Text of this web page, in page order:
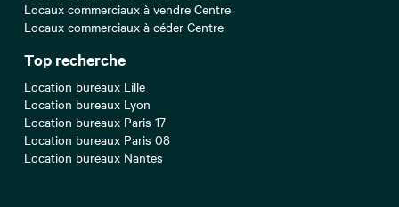
Locaux commerciaux à vendre Centre
Locaux commerciaux à céder Centre
Top recherche
Location bureaux Lille
Location bureaux Lyon
Location bureaux Paris 17
Location bureaux Paris 08
Location bureaux Nantes